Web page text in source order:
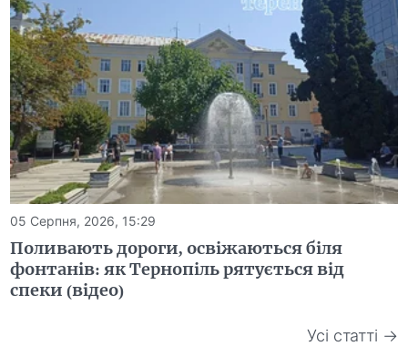
05 Серпня, 2026, 15:29
Поливають дороги, освіжаються біля
фонтанів: як Тернопіль рятується від
спеки (відео)
Усі статті →